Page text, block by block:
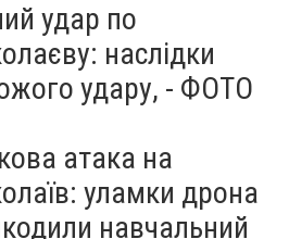
удар по
наслідки
удару, - ФОТО
атака на
уламки дрона
навчальний